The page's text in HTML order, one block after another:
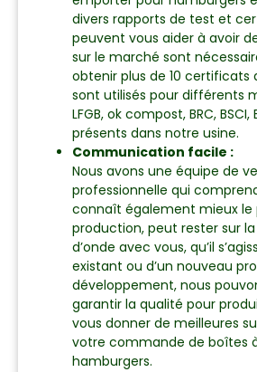
divers rapports de test et
peuvent vous aider à avoir
sur le marché sont
obtenir plus de 10 certificats
sont utilisés pour différents
LFGB, ok compost, BRC,
présents dans notre usine.
Communication facile :
Nous avons une équipe de
professionnelle qui
connaît également mieux le
production, peut rester sur
d’onde avec vous, qu’il
existant ou d’un nouveau
développement, nous
garantir la qualité pour
vous donner de meilleures
votre commande de boîtes
hamburgers.